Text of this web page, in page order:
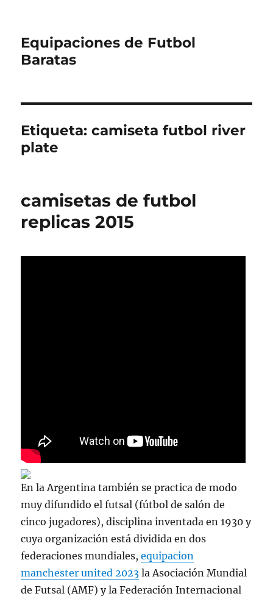
Equipaciones de Futbol
Baratas
Etiqueta:camiseta futbol river
plate
camisetas de futbol
replicas 2015
En la Argentina también se practica de modo
muy difundido el futsal (fútbol de salón de
cinco jugadores), disciplina inventada en 1930 y
cuya organización está dividida en dos
federaciones mundiales,equipacion
manchester united 2023 la Asociación Mundial
de Futsal (AMF) y la Federación Internacional